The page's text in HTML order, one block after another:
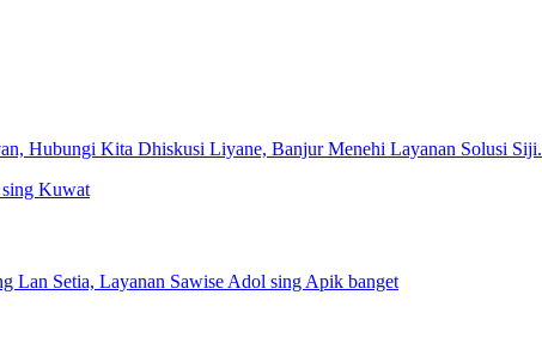
Hubungi Kita Dhiskusi Liyane, Banjur Menehi Layanan Solusi Siji.
Lan Setia, Layanan Sawise Adol sing Apik banget